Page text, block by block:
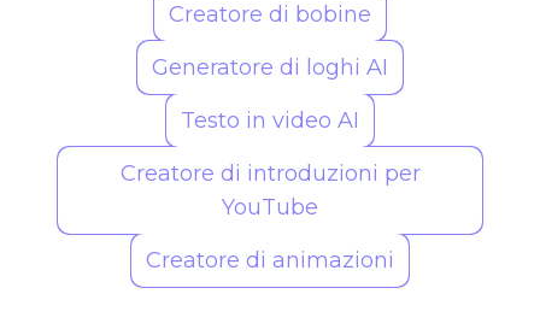
Creatore di bobine
Generatore di loghi AI
Testo in video AI
Creatore di introduzioni per
YouTube
Creatore di animazioni